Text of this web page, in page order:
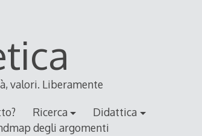
valori. Liberamente
Ricerca
Didattica
degli argomenti